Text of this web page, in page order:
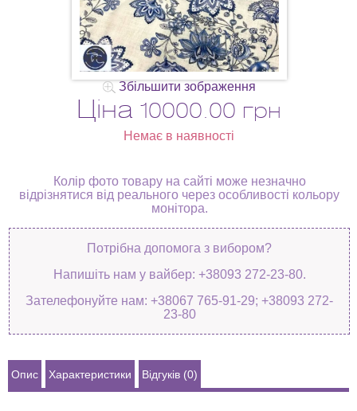
Збільшити зображення
Ціна 10000.00 грн
Немає в наявності
Колір фото товару на сайті може незначно
відрізнятися від реального через особливості кольору
монітора.
Потрібна допомога з вибором?
Напишіть нам у вайбер: +38093 272-23-80.
Зателефонуйте нам: +38067 765-91-29; +38093 272-
23-80
Опис Характеристики Відгуків (0)